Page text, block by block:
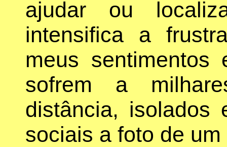
ajudar ou
intensifica a
meus sentimentos
sofrem a
distância, isolados
sociais a foto de um